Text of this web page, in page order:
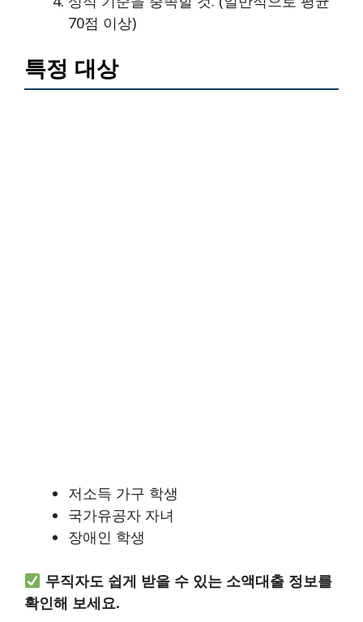
70점 이상)
특정 대상
저소득 가구 학생
국가유공자 자녀
장애인 학생
무직자도 쉽게 받을 수 있는 소액대출 정보를
확인해 보세요.